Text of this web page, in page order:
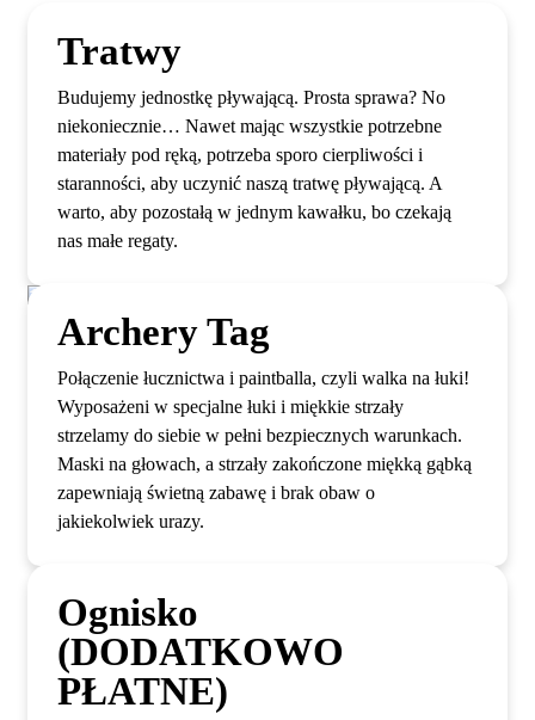
Tratwy
Budujemy jednostkę pływającą. Prosta sprawa? No
niekoniecznie… Nawet mając wszystkie potrzebne
materiały pod ręką, potrzeba sporo cierpliwości i
staranności, aby uczynić naszą tratwę pływającą. A
warto, aby pozostałą w jednym kawałku, bo czekają
nas małe regaty.
Archery Tag
Połączenie łucznictwa i paintballa, czyli walka na łuki!
Wyposażeni w specjalne łuki i miękkie strzały
strzelamy do siebie w pełni bezpiecznych warunkach.
Maski na głowach, a strzały zakończone miękką gąbką
zapewniają świetną zabawę i brak obaw o
jakiekolwiek urazy.
Ognisko
(DODATKOWO
PŁATNE)